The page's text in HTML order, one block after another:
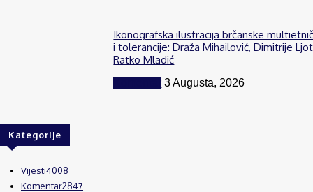
Ikonografska ilustracija brčanske
i tolerancije: Draža Mihailović, Dimitrije
Ratko Mladić
3 Augusta, 2026
Kategorije
Vijesti4008
Komentar2847